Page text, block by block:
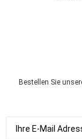
Bestellen Sie